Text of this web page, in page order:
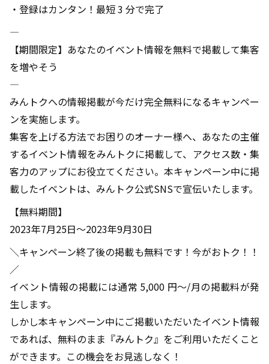
・登録はカンタン！最短 3 分で完了
――――――――――――――――――――――――――――――――――――――――
【期間限定】あなたのイベント情報を無料で掲載して集客
を増やそう
――――――――――――――――――――――――――――――――――――――――
みんトクへの情報掲載が今だけ完全無料になるキャンペー
ンを実施します。
集客を上げる方法でお困りのオーナー様へ、あなたの主催
するイベント情報をみんトクに掲載して、アクセス数・集
客力のアップにお役立てください。本キャンペーン中に掲
載したイベントは、みんトク公式SNSで宣伝いたします。
【無料期間】
2023年7月25日～2023年9月30日
＼キャンペーン終了後の掲載も無料です！今がおトク！！
／
イベント情報の掲載には通常 5,000 円～/月の掲載料が発
生します。
しかし本キャンペーン中にご掲載いただいたイベント情報
であれば、無料のまま『みんトク』をご利用いただくこと
ができます。この機会をお見逃しなく！